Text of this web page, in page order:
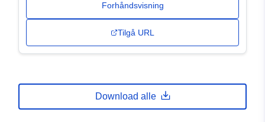
Forhåndsvisning
Tilgå URL
Download alle